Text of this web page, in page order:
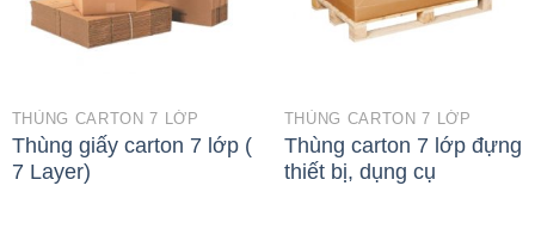
THÙNG CARTON 7 LỚP
Thùng giấy carton 7 lớp (
7 Layer)
THÙNG CARTON 7 LỚP
Thùng carton 7 lớp đựng
thiết bị, dụng cụ